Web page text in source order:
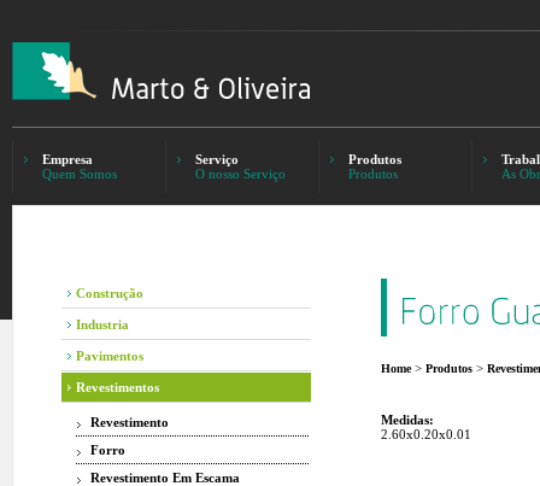
Empresa
Quem Somos
Serviço
O nosso Serviço
Produtos
Produtos
As
Construção
Industria
Pavimentos
Revestimentos
Revestimento
Forro
Revestimento Em Escama
Home> Produtos >
Medidas:
2.60x0.20x0.01